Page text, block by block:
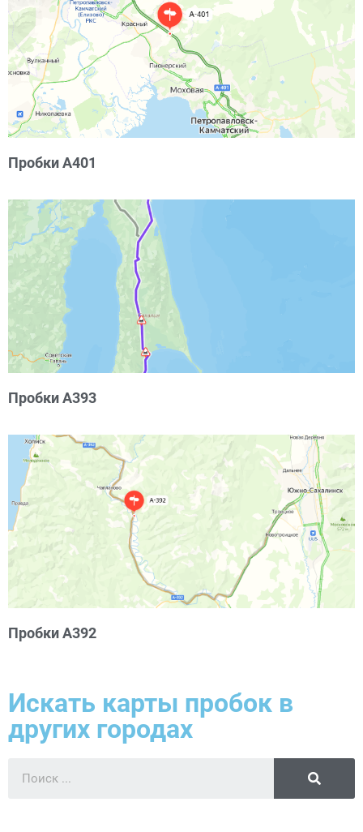
Пробки А401
Пробки А393
Пробки А392
Искать карты пробок в
других городах